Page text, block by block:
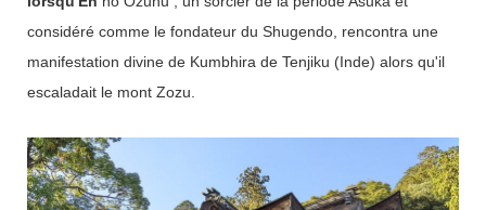
considéré comme le fondateur du Shugendo, rencontra une
manifestation divine de Kumbhira de Tenjiku (Inde) alors qu'il
escaladait le mont Zozu.